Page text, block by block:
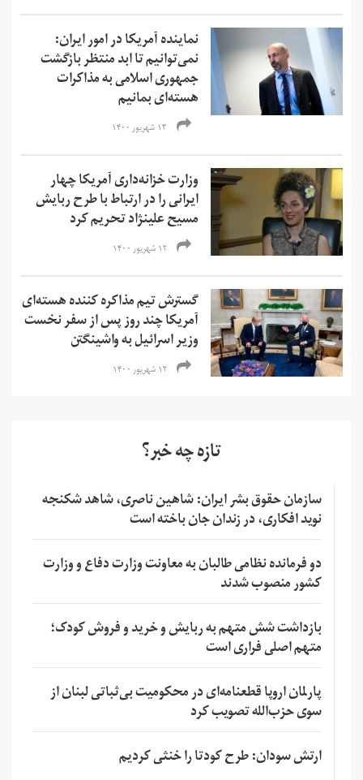
نماینده آمریکا در امور ایران:
نمی‌‌توانیم تا ابد منتظر بازگشت
جمهوری اسلامی به مذاکرات
هسته‌ای بمانیم
۱۳ شهریور ۱۴۰۰
وزارت خزانه‌داری آمریکا چهار
ایرانی را در ارتباط با طرح ربایش
مسیح علینژاد تحریم کرد
۱۲ شهریور ۱۴۰۰
گسترش تیم مذاکره کننده هسته‌ای
آمریکا چند روز پس از سفر نخست
وزیر اسرائیل به واشینگتن
۱۲ شهریور ۱۴۰۰
تازه چه خبر؟
سازمان حقوق بشر ایران: شاهین ناصری، شاهد شکنجه
نوید افکاری، در زندان جان باخته است
دو فرمانده نظامی طالبان به معاونت وزارت دفاع و وزارت
کشور منصوب شدند
بازداشت شش متهم به ربایش و خرید و فروش کودک؛
متهم اصلی فراری است
پارلمان اروپا قطعنامه‌ای در محکومیت بی‌ثباتی لبنان از
سوی حزب‌الله تصویب کرد
ارتش سودان: طرح کودتا را خنثی کردیم